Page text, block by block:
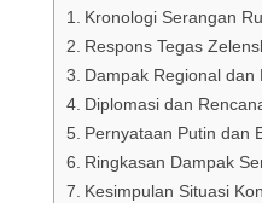
Kronologi Serangan
Respons Tegas
Dampak Regional
Diplomasi dan
Pernyataan Putin dan
Ringkasan Dampak
Kesimpulan Situasi